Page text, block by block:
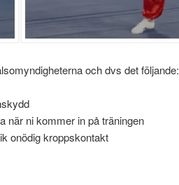
och dvs det följande:
när ni kommer in på träningen
onödig kroppskontakt